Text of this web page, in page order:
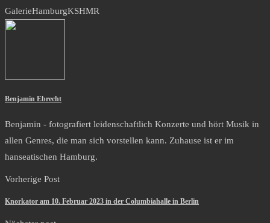
GalerieHamburgKSHMR
Benjamin Ebrecht
Benjamin - fotografiert leidenschaftlich Konzerte und hört Musik in
allen Genres, die man sich vorstellen kann. Zuhause ist er im
hanseatischen Hamburg.
Vorherige Post
Knorkator am 10. Februar 2023 in der Columbiahalle in Berlin